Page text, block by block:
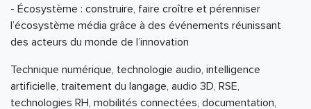
- Écosystème : construire, faire croître et pérenniser
l’écosystème média grâce à des événements réunissant
des acteurs du monde de l’innovation
Technique numérique, technologie audio, intelligence
artificielle, traitement du langage, audio 3D, RSE,
technologies RH, mobilités connectées, documentation,